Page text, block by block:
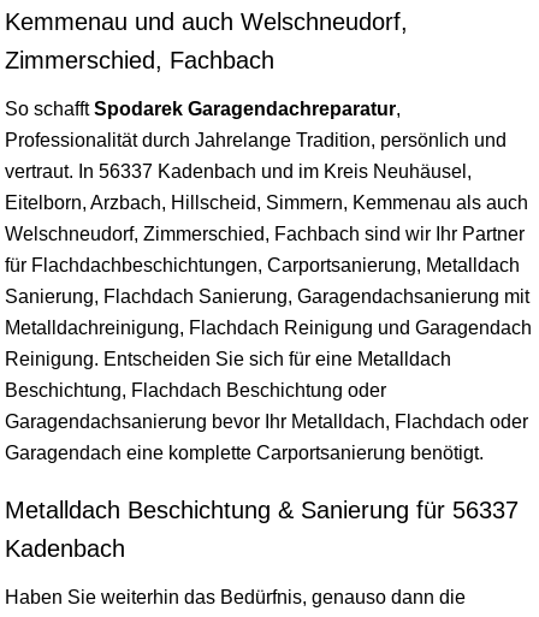
Kemmenau und auch Welschneudorf,
Zimmerschied, Fachbach
So schafftSpodarek Garagendachreparatur,
Professionalität durch Jahrelange Tradition, persönlich und
vertraut. In 56337 Kadenbach und im Kreis Neuhäusel,
Eitelborn, Arzbach, Hillscheid, Simmern, Kemmenau als auch
Welschneudorf, Zimmerschied, Fachbach sind wir Ihr Partner
für Flachdachbeschichtungen, Carportsanierung, Metalldach
Sanierung, Flachdach Sanierung, Garagendachsanierung mit
Metalldachreinigung, Flachdach Reinigung und Garagendach
Reinigung. Entscheiden Sie sich für eine Metalldach
Beschichtung, Flachdach Beschichtung oder
Garagendachsanierung bevor Ihr Metalldach, Flachdach oder
Garagendach eine komplette Carportsanierung benötigt.
Metalldach Beschichtung & Sanierung für 56337
Kadenbach
Haben Sie weiterhin das Bedürfnis, genauso dann die